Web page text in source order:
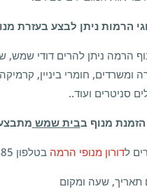
הרמות ניתן לבצע בעזרת
הרמה ניתן להרים דודי שמש,
ומשרדים, חומרי ביניין,
סניטרים ועוד..
מנוף בבית שמש
דורון מנופי הרמה בטלפון 054-6601485